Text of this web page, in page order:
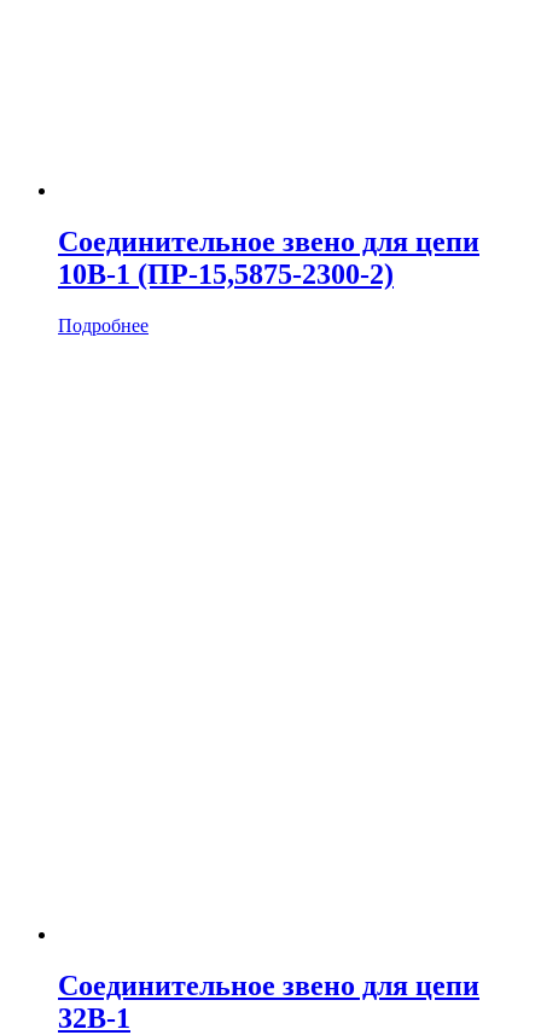
Соединительное звено для цепи
10B-1 (ПР-15,5875-2300-2)
Подробнее
Соединительное звено для цепи
32B-1